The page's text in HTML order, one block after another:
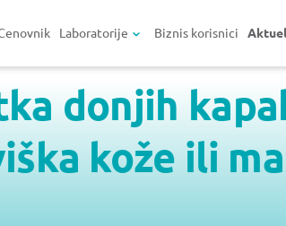
Laboratorije Biznis korisnici
donjih
kože ili